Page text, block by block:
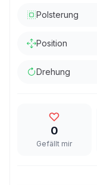
Polsterung
Position
Drehung
0
Gefällt mir